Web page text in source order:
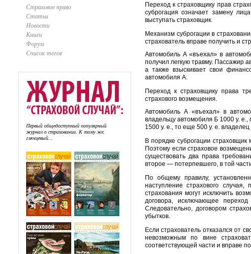
Страховое право
Статьи
Новости
Книги
Форум
Список тегов
Первый общедоступный популярный
журнал о страховании. К тому же,
глянцевый...
Переход к страховщику прав
суброгация означает замену
выступать страховщик.
Механизм суброгации в
страхователь вправе получить и
Автомобиль А «въехал» в
получил легкую травму. Пассажир
а также взыскивает свои
автомобиля А.
Переход к страховщику права
страхового возмещения.
Автомобиль А «въехал» в
владельцу автомобиля Б 1000 у.
1500 у. е., то еще 500 у. е.
В порядке суброгации
Поэтому если страховое
существовать два права
второе — потерпевшего, в той
По общему правилу,
наступление страхового
страхования могут исключить
договора, исключающее
Следовательно, договором
убытков.
Если страхователь отказался от
невозможным по вине
соответствующей части и вправе